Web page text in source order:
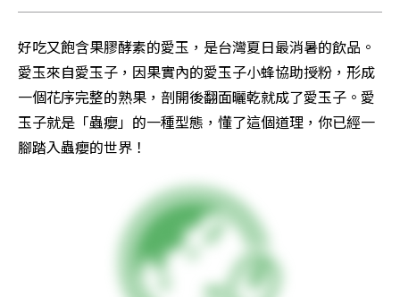
好吃又飽含果膠酵素的愛玉，是台灣夏日最消暑的飲品。
愛玉來自愛玉子，因果實內的愛玉子小蜂協助授粉，形成
一個花序完整的熟果，剖開後翻面曬乾就成了愛玉子。愛
玉子就是「蟲癭」的一種型態，懂了這個道理，你已經一
腳踏入蟲癭的世界！